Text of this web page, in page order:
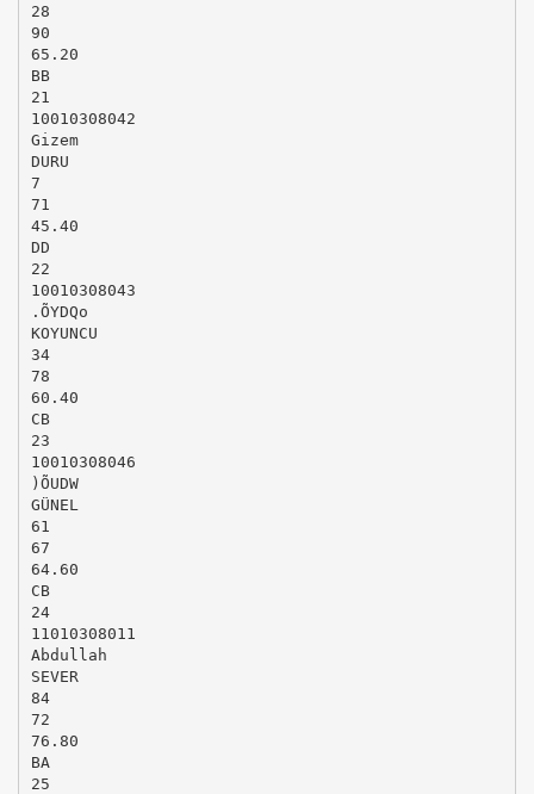
28
90
65.20
BB
21
10010308042
Gizem
DURU
7
71
45.40
DD
22
10010308043
.ÕYDQo
KOYUNCU
34
78
60.40
CB
23
10010308046
)ÕUDW
GÜNEL
61
67
64.60
CB
24
11010308011
Abdullah
SEVER
84
72
76.80
BA
25